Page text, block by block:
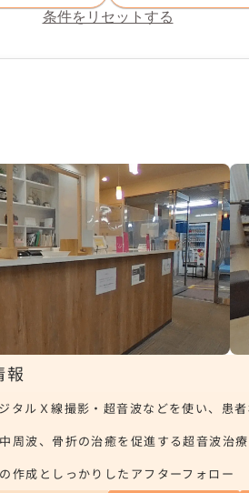
条件をリセットする
報
タルＸ線撮影・超音波などを使い、患
周波、骨折の治癒を促進する超音波治
作成としっかりしたアフターフォロー